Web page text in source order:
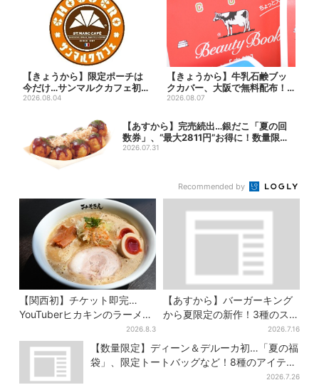
【きょうから】限定ポーチは
今だけ…サンマルクカフェ初の
「夏福袋」、実質無料でレア...
2026.08.04
【きょうから】牛乳石鹸ブッ
クカバー、大阪で無料配布！
先着1000名に「牛のカー...
2026.08.07
【あすから】完売続出…銀だこ「夏の回
数券」、“最大2811円”お得に！数量限定
で
2026.07.31
Recommended by
【関西初】チケット即完…
YouTuberヒカキンのラーメン
店「みそきん」が大阪上陸！
「待ってました」と話題
2026.8.3
【あすから】バーガーキング
から夏限定の新作！3種のステ
ーキワッパー「暑さ乗り切れ
そう」と話題に
2026.7.16
【数量限定】ディーン＆デルーカ初…「夏の福
袋」、限定トートバッグなど！8種のアイテム
2026.7.26